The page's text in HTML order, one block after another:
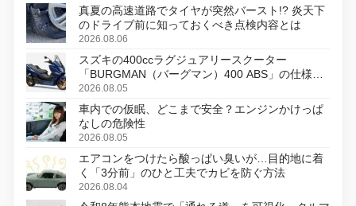
真夏の高速道路でタイヤが突然バースト!? 炎天下
のドライブ前に知っておくべき点検内容とは
2026.08.06
スズキの400ccラグジュアリースクーター
「BURGMAN（バーグマン）400 ABS」の仕様を
変更し、8月18日に発売
2026.08.05
車内での仮眠、どこまで安全？エンジンかけっぱ
なしの危険性
2026.08.05
エアコンをつけたら酸っぱい臭いが…目的地に着
く「3分前」のひと工夫でカビを防ぐ方法
2026.08.04